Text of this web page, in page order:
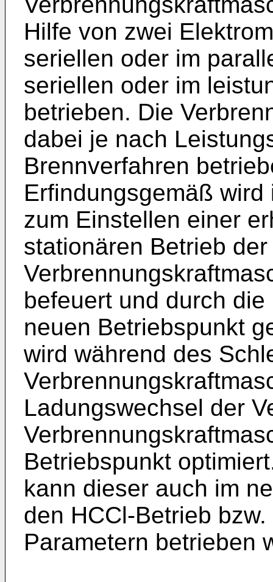
Hilfe von zwei
seriellen oder im
seriellen oder im
betrieben. Die
dabei je nach
Brennverfahren
Erfindungsgemäß
zum Einstellen einer
stationären Betrieb der
befeuert und durch
neuen Betriebspunkt
wird während des
Ladungswechsel der
Betriebspunkt
kann dieser auch im
den HCCl-Betrieb
Parametern betrieben